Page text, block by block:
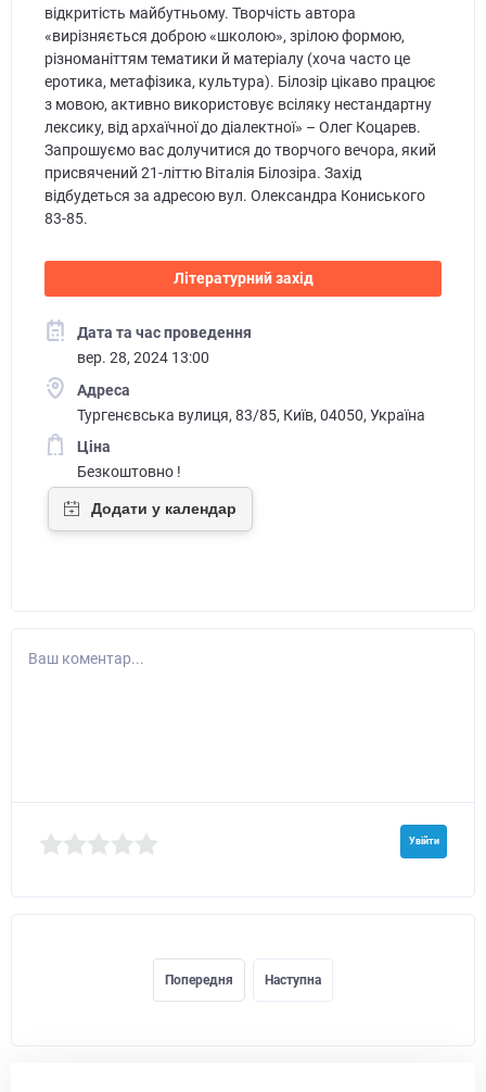
відкритість майбутньому. Творчість автора
«вирізняється доброю «школою», зрілою формою,
різноманіттям тематики й матеріалу (хоча часто це
еротика, метафізика, культура). Білозір цікаво працює
з мовою, активно використовує всіляку нестандартну
лексику, від архаїчної до діалектної» – Олег Коцарев.
Запрошуємо вас долучитися до творчого вечора, який
присвячений 21-літтю Віталія Білозіра. Захід
відбудеться за адресою вул. Олександра Кониського
83-85.
Літературний захід
Дата та час проведення
вер. 28, 2024 13:00
Адреса
Тургенєвська вулиця, 83/85, Київ, 04050, Україна
Ціна
Безкоштовно !
Ваш коментар...
Увійти
Попередня Наступна